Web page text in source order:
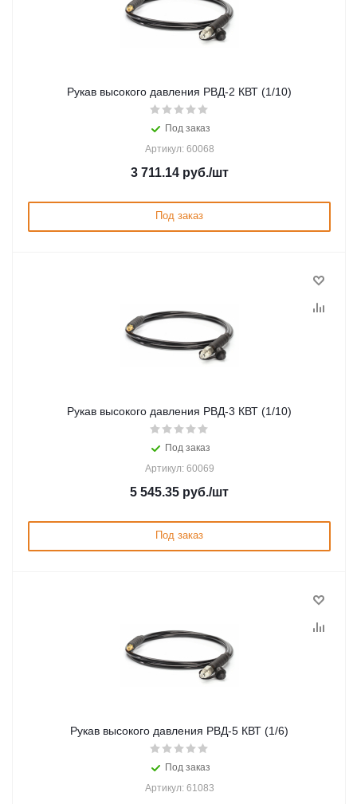
Рукав высокого давления РВД-2 КВТ (1/10)
Под заказ
Артикул: 60068
3 711.14руб./шт
Под заказ
Рукав высокого давления РВД-3 КВТ (1/10)
Под заказ
Артикул: 60069
5 545.35 руб./шт
Под заказ
Рукав высокого давления РВД-5 КВТ (1/6)
Под заказ
Артикул: 61083